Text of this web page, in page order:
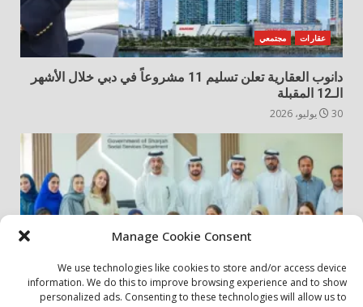
Manage Cookie Consent
We use technologies like cookies to store and/or access device
information. We do this to improve browsing experience and to show
personalized ads. Consenting to these technologies will allow us to
عقارات مجتمعي
دانوب العقارية تعلن تسليم 11 مشروعاً في دبي خلال الأشهر
الـ12 المقبلة
30 يوليو، 2026
أخبار المجتمع مجتمعي